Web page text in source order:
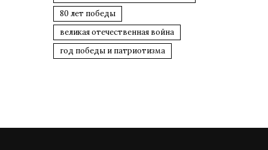
80 лет победы
великая отечественная война
год победы и патриотизма